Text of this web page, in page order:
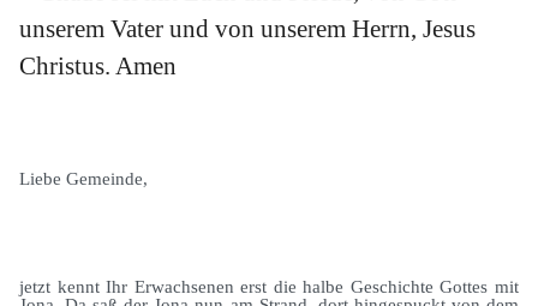
unserem Vater und von unserem Herrn, Jesus
Christus. Amen
Liebe Gemeinde,
jetzt kennt Ihr Erwachsenen erst die halbe Geschichte Gottes mit